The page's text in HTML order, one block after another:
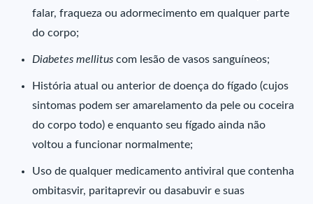
falar, fraqueza ou adormecimento em qualquer parte
do corpo;
Diabetes mellitus com lesão de vasos sanguíneos;
História atual ou anterior de doença do fígado (cujos
sintomas podem ser amarelamento da pele ou coceira
do corpo todo) e enquanto seu fígado ainda não
voltou a funcionar normalmente;
Uso de qualquer medicamento antiviral que contenha
ombitasvir, paritaprevir ou dasabuvir e suas